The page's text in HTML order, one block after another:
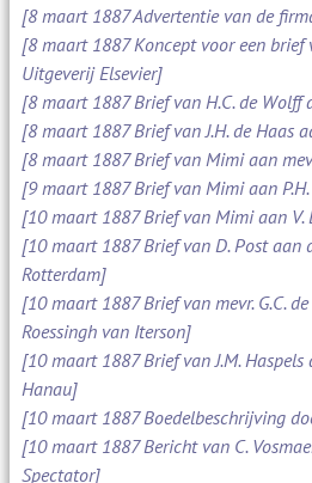
[8 maart 1887 Advertentie van de
[8 maart 1887 Koncept voor een brief
Uitgeverij Elsevier]
[8 maart 1887 Brief van H.C. de Wolff
[8 maart 1887 Brief van J.H. de Haas
[8 maart 1887 Brief van Mimi aan
[9 maart 1887 Brief van Mimi aan
[10 maart 1887 Brief van Mimi aan V.
[10 maart 1887 Brief van D. Post aan
Rotterdam]
[10 maart 1887 Brief van mevr. G.C.
Roessingh van Iterson]
[10 maart 1887 Brief van J.M. Haspels
Hanau]
[10 maart 1887 Boedelbeschrijving
[10 maart 1887 Bericht van C.
Spectator]